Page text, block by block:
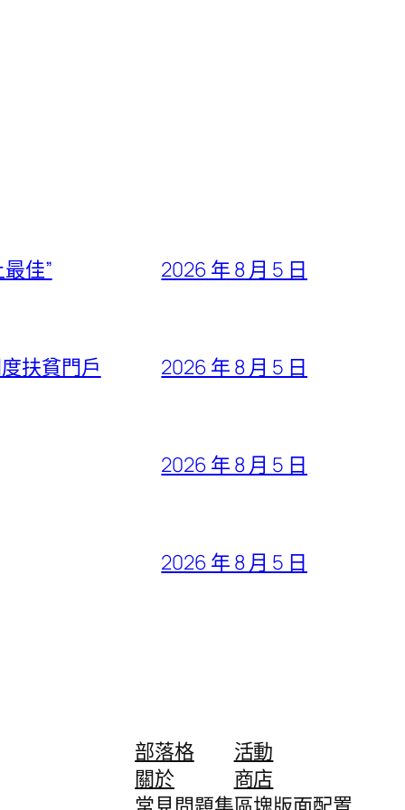
佳” 2026 年 8 月 5 日
扶貧門戶 2026 年 8 月 5 日
2026 年 8 月 5 日
2026 年 8 月 5 日
部落格
關於
活動
商店